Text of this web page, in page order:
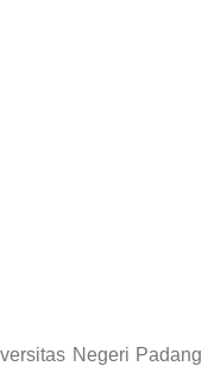
Negeri Padang